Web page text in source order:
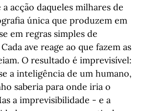
acção daqueles milhares de
única que produzem em
em regras simples de
ave reage ao que fazem as
O resultado é imprevisível:
a inteligência de um humano,
saberia para onde iria o
a imprevisibilidade - e a